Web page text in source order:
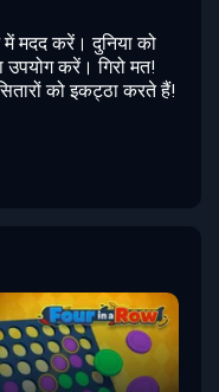
में मदद करें। दुनिया को
उपयोग करें। गिरो मत!
को इकट्ठा करते हैं!